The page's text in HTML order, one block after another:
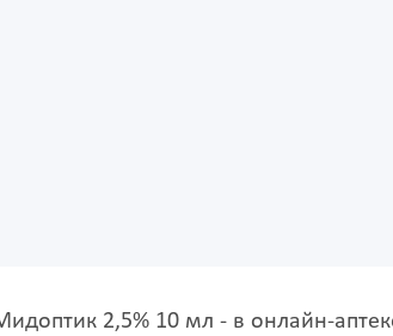
2,5% 10 мл - в онлайн-